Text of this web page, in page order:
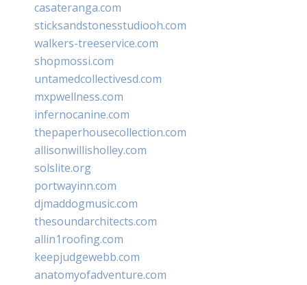
casateranga.com
sticksandstonesstudiooh.com
walkers-treeservice.com
shopmossi.com
untamedcollectivesd.com
mxpwellness.com
infernocanine.com
thepaperhousecollection.com
allisonwillisholley.com
solslite.org
portwayinn.com
djmaddogmusic.com
thesoundarchitects.com
allin1roofing.com
keepjudgewebb.com
anatomyofadventure.com